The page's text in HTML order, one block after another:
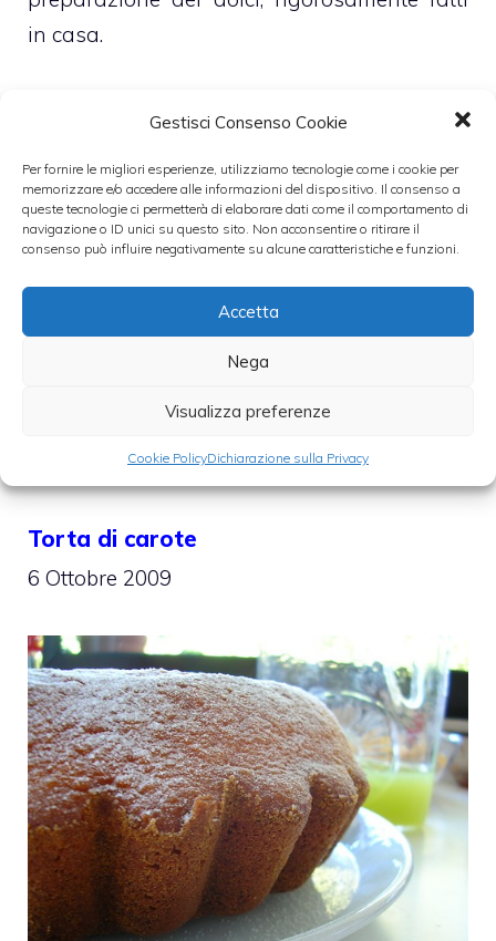
Gestisci Consenso Cookie
Per fornire le migliori esperienze, utilizziamo tecnologie come i cookie per
memorizzare e/o accedere alle informazioni del dispositivo. Il consenso a
queste tecnologie ci permetterà di elaborare dati come il comportamento di
navigazione o ID unici su questo sito. Non acconsentire o ritirare il
consenso può influire negativamente su alcune caratteristiche e funzioni.
Accetta
Nega
Visualizza preferenze
Cookie PolicyDichiarazione sulla Privacy
in casa.
la Coldiretti nel sottolineare come idolci
saranno fatti in casa da quattro famiglie su
dieci, e come di conseguenza sia atteso un
calo degli acquisti didolcitipici della festa,
ovverosia le colombe e le uova.
Torta di carote
6 Ottobre 2009